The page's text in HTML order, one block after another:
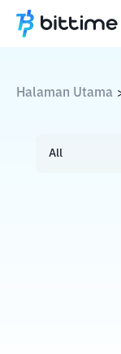
Halaman Utama
All